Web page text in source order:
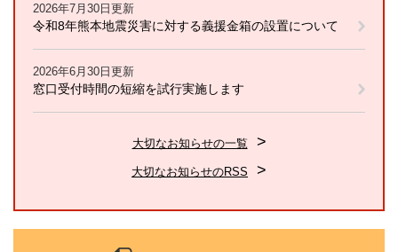
2026年7月30日更新
令和8年熊本地震災害に対する義援金箱の設置について
2026年6月30日更新
窓口受付時間の短縮を試行実施します
大切なお知らせの一覧
大切なお知らせのRSS